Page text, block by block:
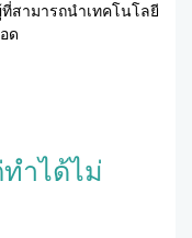
สามารถนำเทคโนโลยี
ด
ำได้ไม่